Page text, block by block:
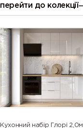
перейти до колекції
Кухонний набір Глорі 2,0м